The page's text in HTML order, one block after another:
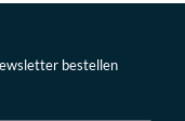
bestellen